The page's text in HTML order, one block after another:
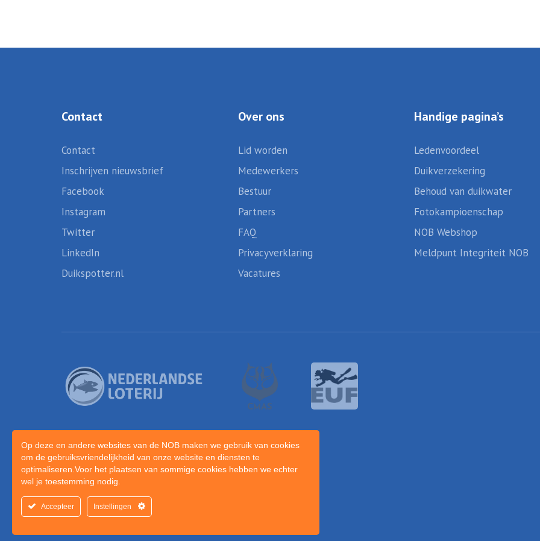
Contact
Contact
Inschrijven nieuwsbrief
Facebook
Instagram
Twitter
LinkedIn
Duikspotter.nl
Over ons
Lid worden
Medewerkers
Bestuur
Partners
FAQ
Privacyverklaring
Vacatures
Handige pagina’s
Ledenvoordeel
Duikverzekering
Behoud van duikwater
Fotokampioenschap
NOB Webshop
Meldpunt Integriteit NOB
Op deze en andere websites van de NOB maken we gebruik van cookies
om de gebruiksvriendelijkheid van onze website en diensten te
optimaliseren.Voor het plaatsen van sommige cookies hebben we echter
wel je toestemming nodig.
Accepteer Instellingen